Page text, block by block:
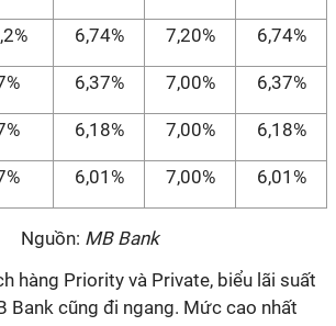
6,74% 7,20% 6,74%
6,37% 7,00% 6,37%
6,18% 7,00% 6,18%
6,01% 7,00% 6,01%
Nguồn: MB Bank
hàng Priority và Private, biểu lãi suất
Bank cũng đi ngang. Mức cao nhất